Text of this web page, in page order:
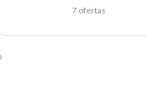
7 ofertas